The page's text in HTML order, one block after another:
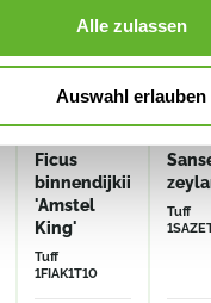
Alle zulassen
Auswahl erlauben
Ficus
binnendijkii
'Amstel
King'
Tuff
1FIAK1T10
Tuff